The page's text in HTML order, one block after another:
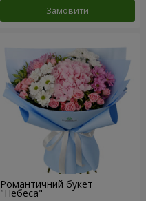
Замовити
Романтичний букет
"Небеса"